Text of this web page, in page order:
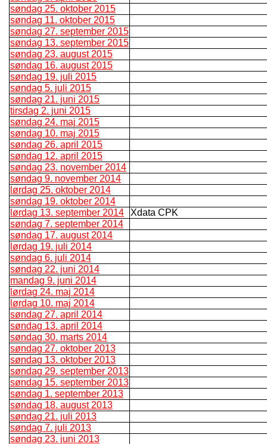
søndag 25. oktober 2015
søndag 11. oktober 2015
søndag 27. september 2015
søndag 13. september 2015
søndag 23. august 2015
søndag 16. august 2015
søndag 19. juli 2015
søndag 5. juli 2015
søndag 21. juni 2015
tirsdag 2. juni 2015
søndag 24. maj 2015
søndag 10. maj 2015
søndag 26. april 2015
søndag 12. april 2015
søndag 23. november 2014
søndag 9. november 2014
lørdag 25. oktober 2014
søndag 19. oktober 2014
lørdag 13. september 2014
Xdata CPK
søndag 7. september 2014
søndag 17. august 2014
lørdag 19. juli 2014
søndag 6. juli 2014
søndag 22. juni 2014
mandag 9. juni 2014
lørdag 24. maj 2014
lørdag 10. maj 2014
søndag 27. april 2014
søndag 13. april 2014
søndag 30. marts 2014
søndag 27. oktober 2013
søndag 13. oktober 2013
søndag 29. september 2013
søndag 15. september 2013
søndag 1. september 2013
søndag 18. august 2013
søndag 21. juli 2013
søndag 7. juli 2013
søndag 23. juni 2013